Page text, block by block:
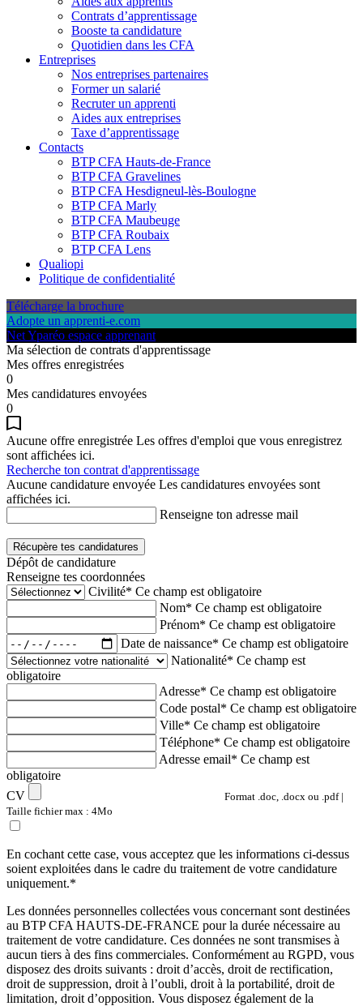
Contrats d’apprentissage
Booste ta candidature
Quotidien dans les CFA
Entreprises
Nos entreprises partenaires
Former un salarié
Recruter un apprenti
Aides aux entreprises
Taxe d’apprentissage
Contacts
BTP CFA Hauts-de-France
BTP CFA Gravelines
BTP CFA Hesdigneul-lès-Boulogne
BTP CFA Marly
BTP CFA Maubeuge
BTP CFA Roubaix
BTP CFA Lens
Qualiopi
Politique de confidentialité
Télécharge la brochure
Adopte un apprenti-e.com
Net Yparéo espace apprenant
Ma sélection de contrats d'apprentissage
Mes offres enregistrées
0
Mes candidatures envoyées
0
Aucune offre enregistrée Les offres d'emploi que vous enregistrez
sont affichées ici.
Recherche ton contrat d'apprentissage
Aucune candidature envoyée Les candidatures envoyées sont
affichées ici.
Renseigne ton adresse mail
Récupère tes candidatures
Dépôt de candidature
Renseigne tes coordonnées
Civilité* Ce champ est obligatoire
Nom* Ce champ est obligatoire
Prénom* Ce champ est obligatoire
Date de naissance* Ce champ est obligatoire
Nationalité* Ce champ est
obligatoire
Adresse* Ce champ est obligatoire
Code postal* Ce champ est obligatoire
Ville* Ce champ est obligatoire
Téléphone* Ce champ est obligatoire
Adresse email* Ce champ est
obligatoire
CV
Format .doc, .docx ou .pdf |
Taille fichier max : 4Mo
En cochant cette case, vous acceptez que les informations ci-dessus
soient exploitées dans le cadre du traitement de votre candidature
uniquement.*
Les données personnelles collectées vous concernant sont destinées
au BTP CFA HAUTS-DE-FRANCE pour la durée nécessaire au
traitement de votre candidature. Ces données ne sont transmises à
aucun tiers à des fins commerciales. Conformément au RGPD, vous
disposez des droits suivants : droit d’accès, droit de rectification,
droit de suppression, droit à l’oubli, droit à la portabilité, droit de
limitation, droit d’opposition. Vous disposez également de la